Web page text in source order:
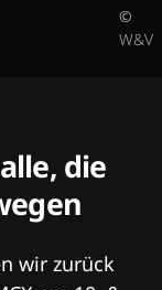
©
W&V
die
wir zurück